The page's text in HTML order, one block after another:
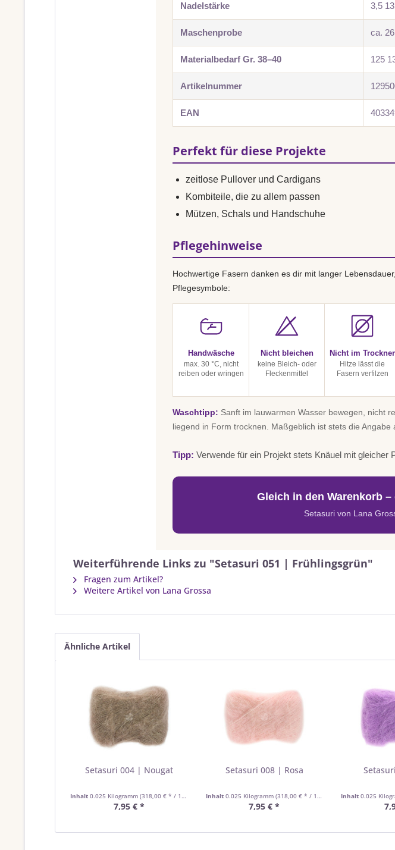
Nadelstärke 3,5
Maschenprobe ca.
Materialbedarf Gr. 38–40 125
Artikelnummer
EAN
Perfekt für diese Projekte
zeitlose Pullover und Cardigans
Kombiteile, die zu allem passen
Mützen, Schals und Handschuhe
Pflegehinweise
Hochwertige Fasern danken es dir mit langer
Pflegesymbole:
Handwäsche
max. 30 °C, nicht
reiben oder wringen
Nicht bleichen
keine Bleich- oder
Fleckenmittel
Nicht im Trockner
Hitze lässt die
Fasern verfilzen
Waschtipp: Sanft im lauwarmen Wasser bewegen, nicht
liegend in Form trocknen. Maßgeblich ist stets die Angabe
Tipp: Verwende für ein Projekt stets Knäuel mit gleicher
Gleich in den Warenkorb
Setasuri von Lana
Weiterführende Links zu "Setasuri 051 | Frühlingsgrün"
Fragen zum Artikel?
Weitere Artikel von Lana Grossa
Ähnliche Artikel
Setasuri 004 | Nougat
Inhalt 0.025 Kilogramm (318,00 € * / 1 Kilogramm)
7,95 € *
Setasuri 008 | Rosa
Inhalt 0.025 Kilogramm (318,00 € * / 1 Kilogramm)
7,95 € *
Inhalt0.025